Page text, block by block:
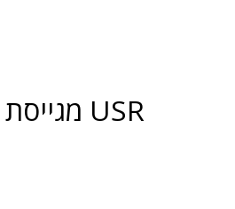
USR מגייסת עובדים ורוכשת ציוד ייצור חדש